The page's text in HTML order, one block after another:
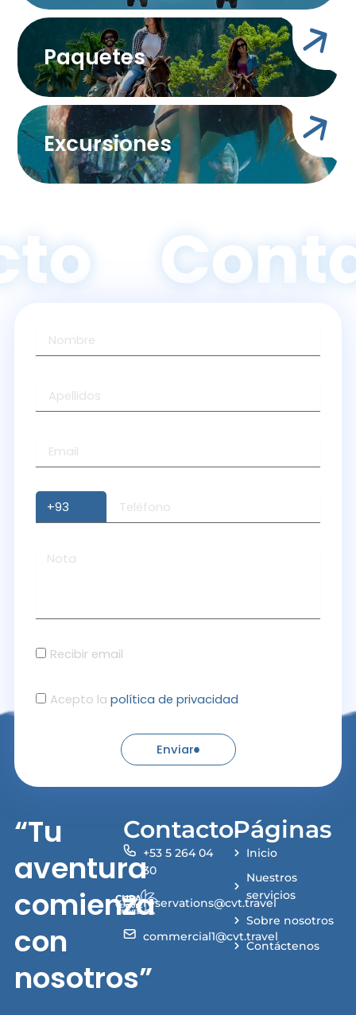
Paquetes
Excursiones
Recibir email
Acepto la política de privacidad
Enviar
“Tu
aventura
comienza
con
nosotros”
Contacto
+53 5 264 04
30
reservations@cvt.travel
commercial1@cvt.travel
Páginas
Inicio
Nuestros
servicios
Sobre nosotros
Contáctenos